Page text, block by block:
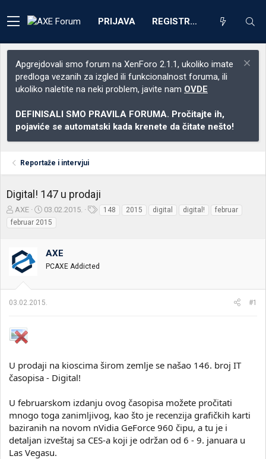
PRIJAVA REGISTRACIJA
Apgrejdovali smo forum na XenForo 2.1.1, ukoliko imate
predloga vezanih za izgled ili funkcionalnost foruma, ili
ukoliko naletite na neki problem, javite nam OVDE
DEFINISALI SMO PRAVILA FORUMA. Pročitajte ih,
pojaviće se automatski kada krenete da čitate nešto!
Reportaže i intervjui
Digital! 147 u prodaji
Z
a
č
t
n
e
e
AXE
D
a
t
m
p
e
03.02.2015.
e
148 2015 digital digital!
februar
februar 2015
AXE
PCAXE Addicted
03.02.2015. #1
U prodaji na kioscima širom zemlje se našao 146. broj IT
časopisa - Digital!
U februarskom izdanju ovog časopisa možete pročitati
mnogo toga zanimljivog, kao što je recenzija grafičkih karti
baziranih na novom nVidia GeForce 960 čipu, a tu je i
detaljan izveštaj sa CES-a koji je održan od 6 - 9. januara u
Las Vegasu.